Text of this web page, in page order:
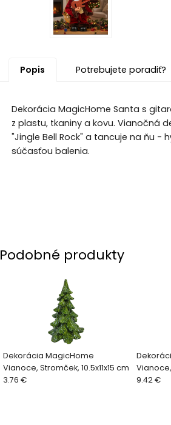
Popis Potrebujete poradiť?
Dekorácia MagicHome Santa s
z plastu, tkaniny a kovu. Vianočná
"Jingle Bell Rock" a tancuje na ňu -
súčasťou balenia.
Podobné produkty
Dekorácia MagicHome
Vianoce, Stromček, 10.5x11x15 cm
3.76 €
9.42 €